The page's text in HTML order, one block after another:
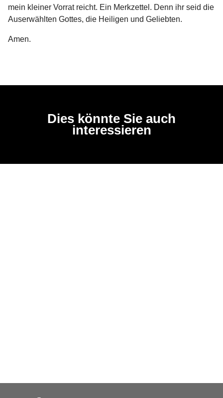
mein kleiner Vorrat reicht. Ein Merkzettel. Denn ihr seid die
Auserwählten Gottes, die Heiligen und Geliebten.
Amen.
Dies könnte Sie auch
interessieren